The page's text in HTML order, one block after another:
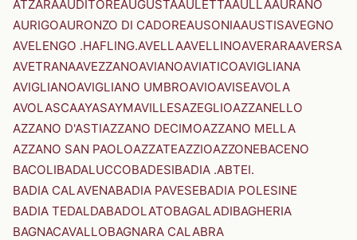
ATZARAAUDITOREAUGUSTAAULETTAAULLAAURANO
AURIGOAURONZO DI CADOREAUSONIAAUSTISAVEGNO
AVELENGO .HAFLING.AVELLAAVELLINOAVERARAAVERSA
AVETRANAAVEZZANOAVIANOAVIATICOAVIGLIANA
AVIGLIANOAVIGLIANO UMBROAVIOAVISEAVOLA
AVOLASCAAYASAYMAVILLESAZEGLIOAZZANELLO
AZZANO D'ASTIAZZANO DECIMOAZZANO MELLA
AZZANO SAN PAOLOAZZATEAZZIOAZZONEBACENO
BACOLIBADALUCCOBADESIBADIA .ABTEI.
BADIA CALAVENABADIA PAVESEBADIA POLESINE
BADIA TEDALDABADOLATOBAGALADIBAGHERIA
BAGNACAVALLOBAGNARA CALABRA